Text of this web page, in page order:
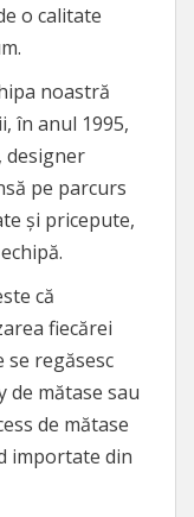
o calitate
noastră
în anul 1995,
designer
pe parcurs
și pricepute,
că
fiecărei
regăsesc
de mătase sau
de mătase
importate din